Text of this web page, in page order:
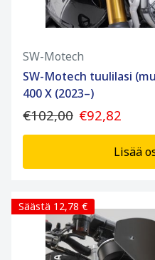
SW-Motech
SW-Motech tuulilasi
400 X (2023–)
€102,00 €92,82
Lisää
Säästä 12,78 €